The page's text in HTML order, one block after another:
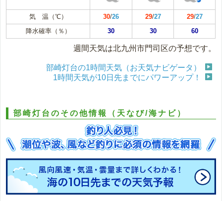
気 温（℃） 30/26 29/27 29/27
降水確率（％）
30 30 60
週間天気は北九州市門司区の予想です。
部崎灯台の1時間天気（お天気ナビゲータ）
1時間天気が10日先までにパワーアップ！
部崎灯台のその他情報（天なび/海ナビ）